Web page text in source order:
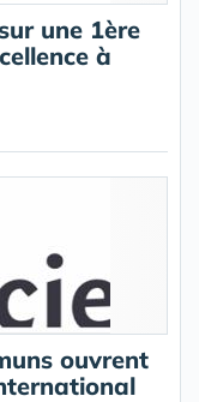
une 1ère
à
ouvrent